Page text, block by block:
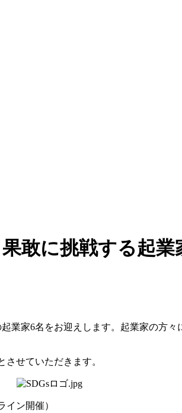
敢に挑戦する起業
家6名をお迎えします。起業家の方
せていただきます。
ン開催）